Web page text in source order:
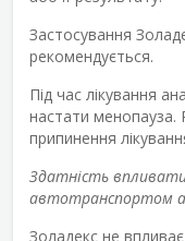
Застосування
рекомендується.
Під час лікування
настати менопауза.
припинення
Здатність впливати
автотранспортом
Золадекс не